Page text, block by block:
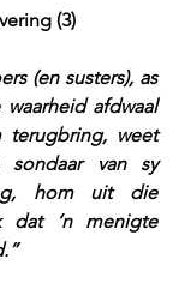
(3)
(en susters), as
afdwaal
terugbring, weet
van sy
hom uit die
‘n menigte